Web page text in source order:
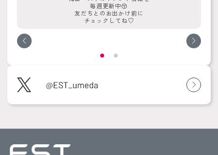
毎週更新中😚
友だちとのお出かけ前に
チェックしてね♡